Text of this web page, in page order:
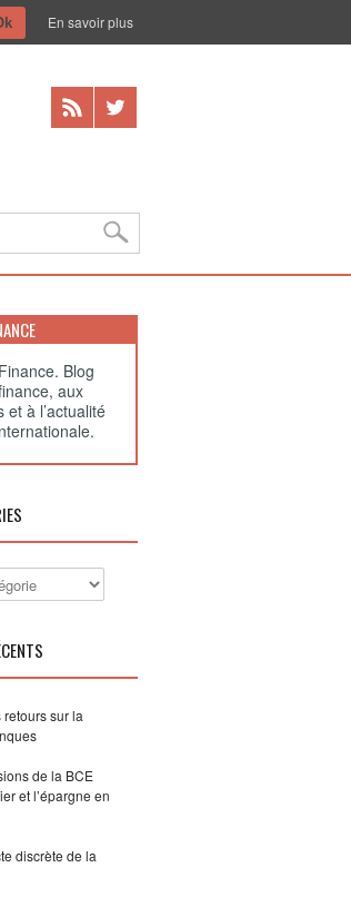
Blog
aux
et à l’actualité
sur la
de la BCE
et l’épargne en
discrète de la
En savoir plus